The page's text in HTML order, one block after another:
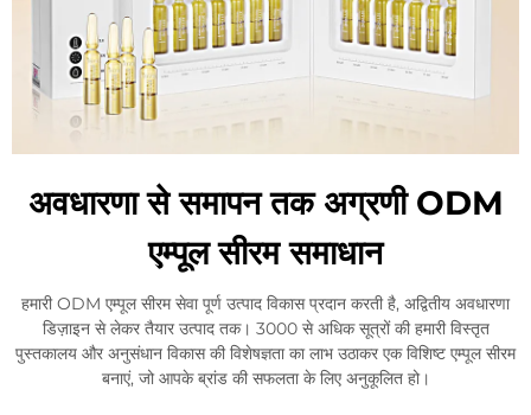
अवधारणा से समापन तक अग्रणी ODM
एम्पूल सीरम समाधान
हमारी ODM एम्पूल सीरम सेवा पूर्ण उत्पाद विकास प्रदान करती है, अद्वितीय अवधारणा
डिज़ाइन से लेकर तैयार उत्पाद तक। 3000 से अधिक सूत्रों की हमारी विस्तृत
पुस्तकालय और अनुसंधान विकास की विशेषज्ञता का लाभ उठाकर एक विशिष्ट एम्पूल सीरम
बनाएं, जो आपके ब्रांड की सफलता के लिए अनुकूलित हो।